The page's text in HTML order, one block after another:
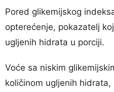
Pored glikemijskog
opterećenje, pokazatelj
ugljenih hidrata u porciji.
Voće sa niskim
količinom ugljenih